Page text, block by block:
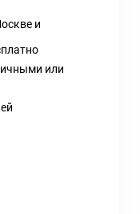
и
или